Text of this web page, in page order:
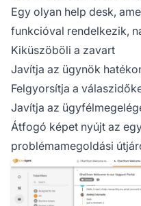
Egy olyan help desk,
funkcióval rendelkezik,
Kiküszöböli a zavart
Javítja az ügynök
Felgyorsítja a
Javítja az
Átfogó képet nyújt az
problémamegoldási